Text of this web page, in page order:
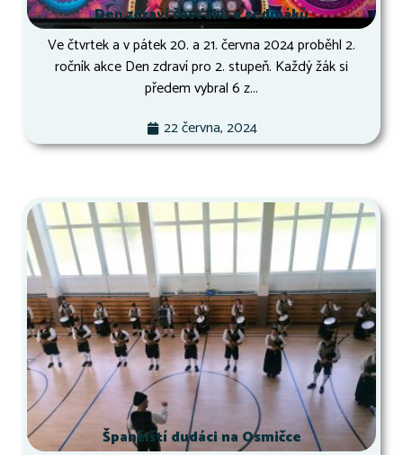
Den zdraví šesťáků a sedmáků
Ve čtvrtek a v pátek 20. a 21. června 2024 proběhl 2.
ročník akce Den zdraví pro 2. stupeň. Každý žák si
předem vybral 6 z...
22 června, 2024
Španělští dudáci na Osmičce